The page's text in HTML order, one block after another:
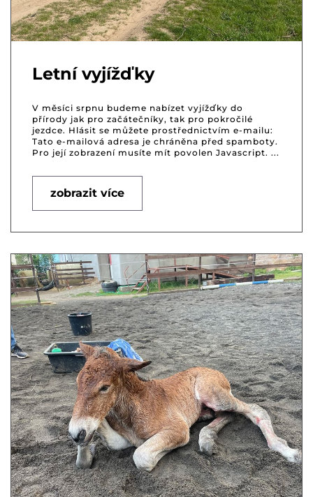
Letní vyjížďky
V měsíci srpnu budeme nabízet vyjížďky do
přírody jak pro začátečníky, tak pro pokročilé
jezdce. Hlásit se můžete prostřednictvím e-mailu:
Tato e-mailová adresa je chráněna před spamboty.
Pro její zobrazení musíte mít povolen Javascript. ...
zobrazit více